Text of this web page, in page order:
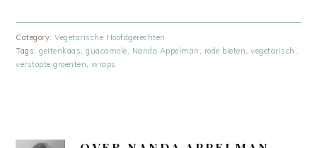
Category:Vegetarische Hoofdgerechten
Tags:geitenkaas,guacamole, Nanda Appelman , rode bieten,vegetarisch ,
verstopte groenten,wraps